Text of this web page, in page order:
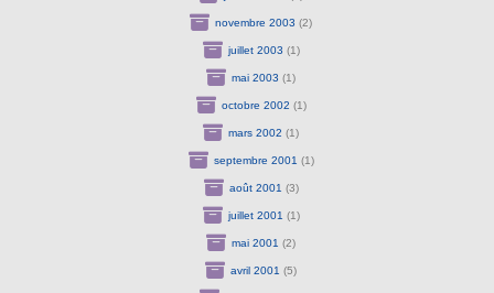
novembre 2003 (2)
juillet 2003 (1)
mai 2003 (1)
octobre 2002 (1)
mars 2002 (1)
septembre 2001 (1)
août 2001 (3)
juillet 2001 (1)
mai 2001 (2)
avril 2001 (5)